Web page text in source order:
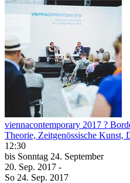
viennacontemporary 2017 ?
Theorie, Zeitgenössische Kunst,
12:30
bis Sonntag 24. September
20. Sep. 2017 -
So 24. Sep. 2017